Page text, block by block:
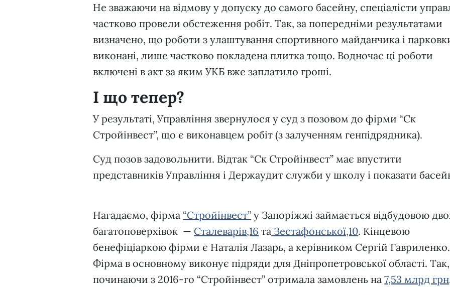
Не зважаючи на відмову у допуску до самого басейну, спеціалісти
частково провели обстеження робіт. Так, за попередніми результатами
визначено, що роботи з улаштування спортивного майданчика і
виконані, лише частково покладена плитка тощо. Водночас ці роботи
включені в акт за яким УКБ вже заплатило гроші.
І що тепер?
У результаті, Управління звернулося у суд з позовом до фірми “Ск
Стройінвест”, що є виконавцем робіт (з залученням генпідрядника).
Суд позов задовольнити. Відтак “Ск Стройінвест” має впустити
представників Управління і Держаудит служби у школу і показати
Нагадаємо, фірма “Стройінвест” у Запоріжжі займається відбудовою
багатоповерхівок — Сталеварів,16 та Зестафонської,10. Кінцевою
бенефіціаркою фірми є Наталія Лазарь, а керівником Сергій Гавриленко.
Фірма в основному виконує підряди для Дніпропетровської області. Так,
починаючи з 2016-го “Стройінвест” отримала замовлень на7,53 млрд грн